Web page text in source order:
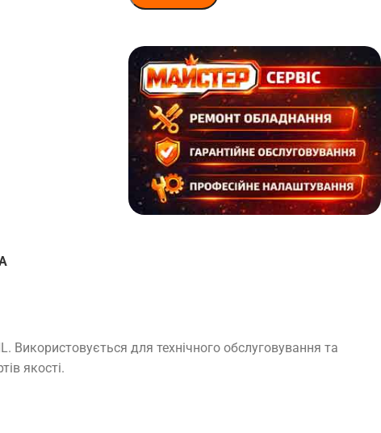
Використовується для технічного обслуговування та
якості.